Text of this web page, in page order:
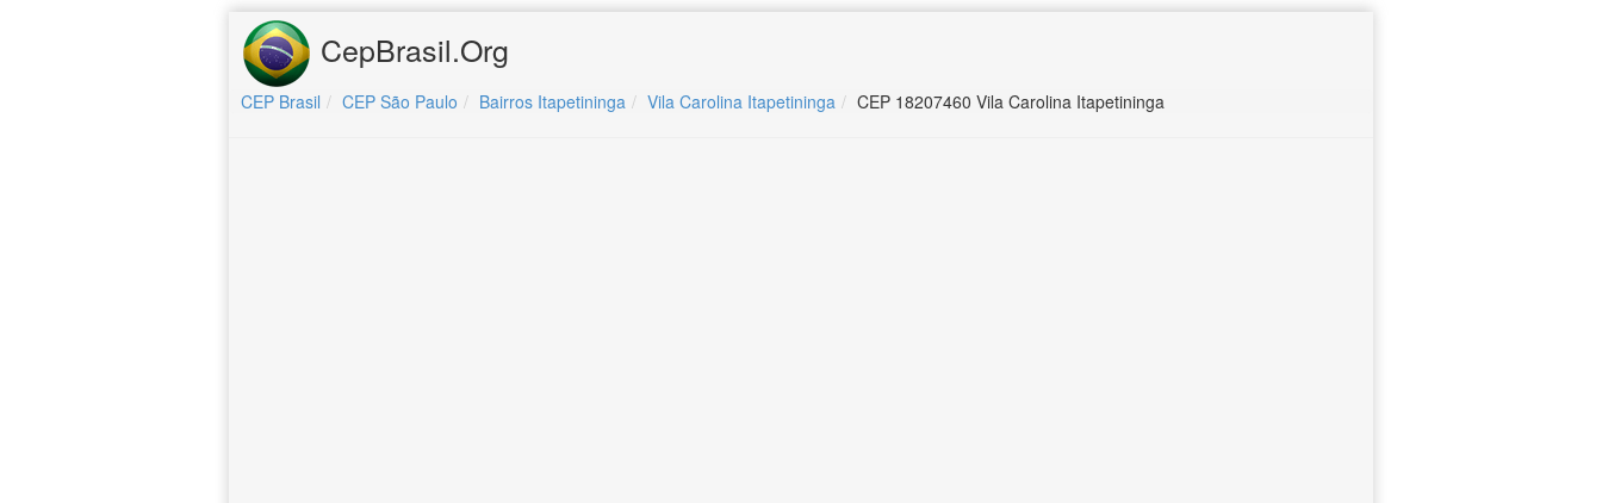
CepBrasil.Org
CEP Brasil CEP São Paulo Bairros Itapetininga Vila Carolina Itapetininga CEP 18207460 Vila Carolina Itapetininga